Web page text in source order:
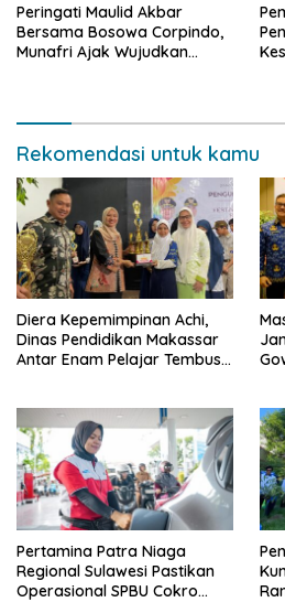
Peringati Maulid Akbar
Bersama Bosowa Corpindo,
Munafri Ajak Wujudkan
Rekomendasi untuk kamu
Diera Kepemimpinan Achi,
Dinas Pendidikan Makassar
Antar Enam Pelajar Tembus
Pertamina Patra Niaga
Regional Sulawesi Pastikan
Operasional SPBU Cokro